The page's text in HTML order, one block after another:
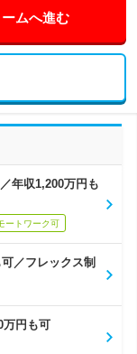
ムへ進む
年収1,200万円も
ートワーク可
／フレックス制
万円も可